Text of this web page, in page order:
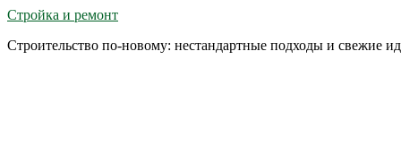
Стройка и ремонт
Строительство по-новому: нестандартные подходы и свежие